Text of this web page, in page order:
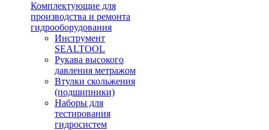
Комплектующие для
производства и ремонта
гидрооборудования
Инструмент
SEALTOOL
Рукава высокого
давления метражом
Втулки скольжения
(подшипники)
Наборы для
тестирования
гидросистем